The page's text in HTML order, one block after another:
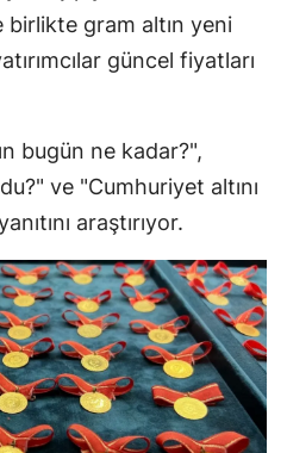
gram altın yeni
güncel fiyatları
bugün ne kadar?",
ve "Cumhuriyet altını
araştırıyor.